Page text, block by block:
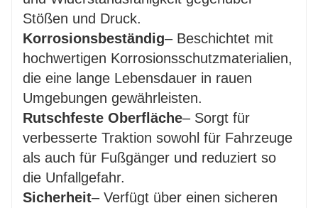
Stößen und Druck.
Korrosionsbeständig– Beschichtet mit
hochwertigen Korrosionsschutzmaterialien,
die eine lange Lebensdauer in rauen
Umgebungen gewährleisten.
Rutschfeste Oberfläche– Sorgt für
verbesserte Traktion sowohl für Fahrzeuge
als auch für Fußgänger und reduziert so
die Unfallgefahr.
Sicherheit– Verfügt über einen sicheren